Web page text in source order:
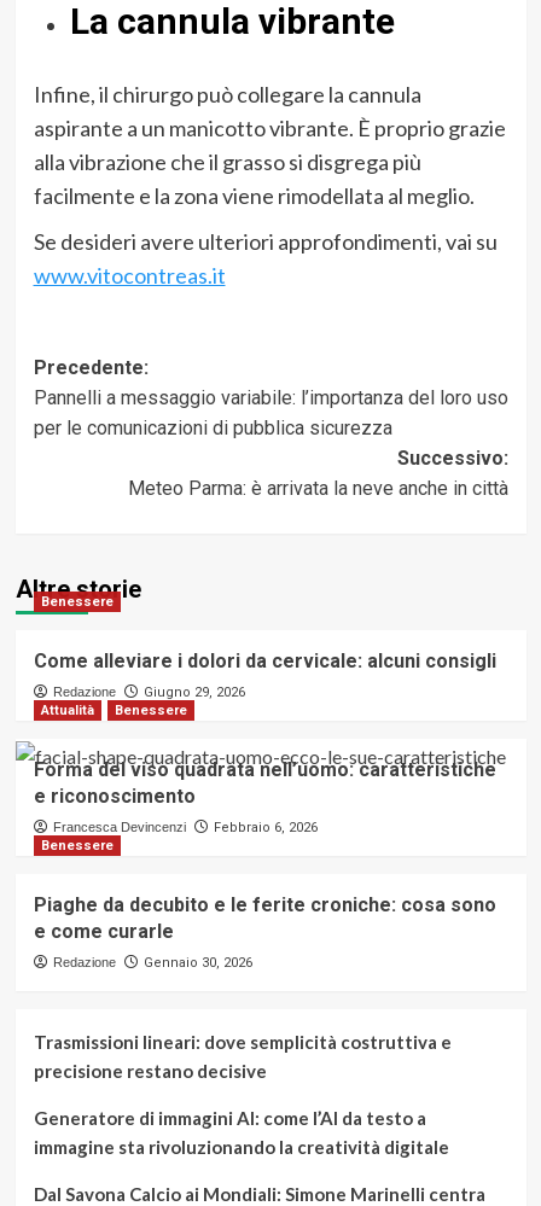
La cannula vibrante
Infine, il chirurgo può collegare la cannula
aspirante a un manicotto vibrante. È proprio grazie
alla vibrazione che il grasso si disgrega più
facilmente e la zona viene rimodellata al meglio.
Se desideri avere ulteriori approfondimenti, vai su
www.vitocontreas.it
Navigazione
articolo
Precedente:
Pannelli a messaggio variabile: l’importanza del loro uso
per le comunicazioni di pubblica sicurezza
Successivo:
Meteo Parma: è arrivata la neve anche in città
Altre storie
Benessere
Come alleviare i dolori da cervicale: alcuni consigli
Redazione
Giugno 29, 2026
Attualità
Benessere
Forma del viso quadrata nell’uomo: caratteristiche
e riconoscimento
Francesca Devincenzi
Febbraio 6, 2026
Benessere
Piaghe da decubito e le ferite croniche: cosa sono
e come curarle
Redazione Gennaio 30, 2026
Trasmissioni lineari: dove semplicità costruttiva e
precisione restano decisive
Generatore di immagini AI: come l’AI da testo a
immagine sta rivoluzionando la creatività digitale
Dal Savona Calcio ai Mondiali: Simone Marinelli centra